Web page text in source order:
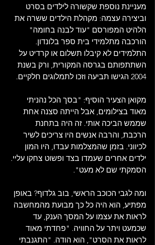
מעניינת נוספת שקשורה לילדים בסרט
וביצירה עצמה: מקהלת הילדים ששרה את
הלהיט המפורסם "עוד לבנה בחומה"
הורכבה מתלמידי בית ספר בלונדון.
התלמידים לא קיבלו תשלום או קרדיט על
השתתפותם בגרסה המקורית, ורק בשנת
2004 הגישו תביעה וזכו לתמלוגים חלקיים.
מקואן הצעיר הוסיף: "בסך הכל נהניתי
מאוד בצילומים, אבל הייתה סצנה אחת
שממש הביכה אותי. זה היה בתחנת
הרכבת, והרבה אנשים היו צריכים לשיר
לכיווני. בזמן שהמצלמות עבדו, היו המון
ילדים אחרים שעמדו בצד ופשוט צחקו עליי.
הסמקתי שם לא מעט".
ומה לגבי הכוכב הראשי, בוב גלדוף? באופן
מפתיע, הוא היה כל כך מבועת מהמחשבה
לראות את עצמו על המסך הענק, עד
שכמעט ויתר על החוויה. "פחדתי מאוד
לראות את הסרט", הוא הודה. "התגנבתי